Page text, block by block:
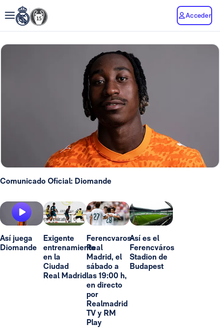
Acceder
Comunicado Oficial: Diomande
Así juega
Diomande
Exigente
entrenamiento
en la
Ciudad
Real Madrid
Ferencvaros-
Real
Madrid, el
sábado a
las 19:00 h,
en directo
por
Realmadrid
TV y RM
Play
Así es el
Ferencváros
Stadion de
Budapest